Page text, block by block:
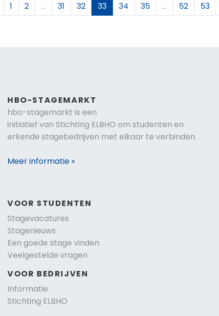
1 2 ... 31 32 33 34 35 ... 52 53
HBO-STAGEMARKT
hbo-stagemarkt is een
initiatief van Stichting ELBHO om studenten en
erkende stagebedrijven met elkaar te verbinden.
Meer informatie »
VOOR STUDENTEN
Stagevacatures
Stagenieuws
Een goede stage vinden
Veelgestelde vragen
VOOR BEDRIJVEN
Informatie
Stichting ELBHO